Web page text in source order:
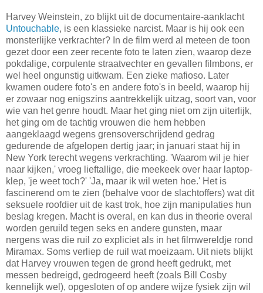
Harvey Weinstein, zo blijkt uit de documentaire-aanklacht
Untouchable, is een klassieke narcist. Maar is hij ook een
monsterlijke verkrachter? In de film werd al meteen de toon
gezet door een zeer recente foto te laten zien, waarop deze
pokdalige, corpulente straatvechter en gevallen filmbons, er
wel heel ongunstig uitkwam. Een zieke mafioso. Later
kwamen oudere foto's en andere foto's in beeld, waarop hij
er zowaar nog enigszins aantrekkelijk uitzag, soort van, voor
wie van het genre houdt. Maar het ging niet om zijn uiterlijk,
het ging om de tachtig vrouwen die hem hebben
aangeklaagd wegens grensoverschrijdend gedrag
gedurende de afgelopen dertig jaar; in januari staat hij in
New York terecht wegens verkrachting. 'Waarom wil je hier
naar kijken,' vroeg lieftallige, die meekeek over haar laptop-
klep, 'je weet toch?' 'Ja, maar ik wil weten hoe.' Het is
fascinerend om te zien (behalve voor de slachtoffers) wat dit
seksuele roofdier uit de kast trok, hoe zijn manipulaties hun
beslag kregen. Macht is overal, en kan dus in theorie overal
worden geruild tegen seks en andere gunsten, maar
nergens was die ruil zo expliciet als in het filmwereldje rond
Miramax. Soms verliep de ruil wat moeizaam. Uit niets blijkt
dat Harvey vrouwen tegen de grond heeft gedrukt, met
messen bedreigd, gedrogeerd heeft (zoals Bill Cosby
kennelijk wel), opgesloten of op andere wijze fysiek zijn wil